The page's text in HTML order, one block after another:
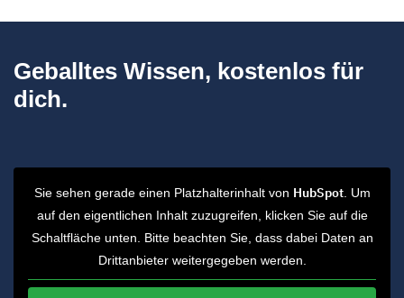
Geballtes Wissen, kostenlos für
dich.
Sie sehen gerade einen Platzhalterinhalt von HubSpot. Um
auf den eigentlichen Inhalt zuzugreifen, klicken Sie auf die
Schaltfläche unten. Bitte beachten Sie, dass dabei Daten an
Drittanbieter weitergegeben werden.